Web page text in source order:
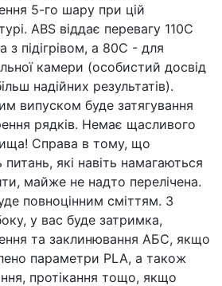
5-го шару при цій
ABS віддає перевагу 110С
з підігрівом, а 80C - для
камери (особистий досвід
надійних результатів).
випуском буде затягування
рядків. Немає щасливого
Справа в тому, що
питань, які навіть намагаються
майже не надто перелічена.
повноцінним сміттям. З
у вас буде затримка,
та заклинювання АБС, якщо
параметри PLA, а також
протікання тощо, якщо